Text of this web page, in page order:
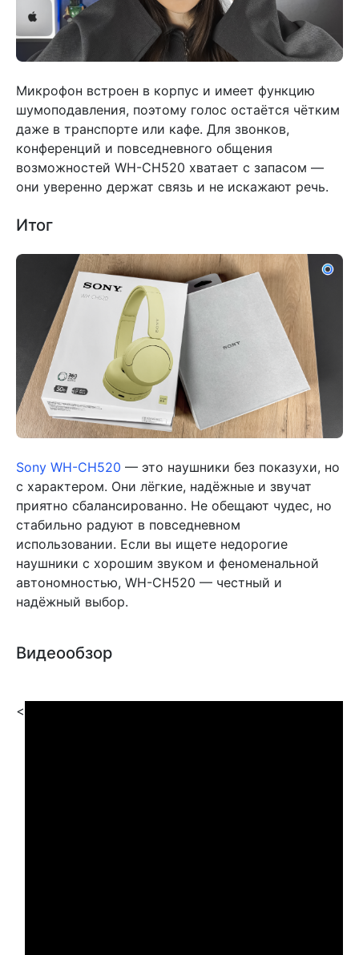
Микрофон встроен в корпус и имеет функцию
шумоподавления, поэтому голос остаётся чётким
даже в транспорте или кафе. Для звонков,
конференций и повседневного общения
возможностей WH-CH520 хватает с запасом —
они уверенно держат связь и не искажают речь.
Итог
Sony WH-CH520 — это наушники без показухи, но
с характером. Они лёгкие, надёжные и звучат
приятно сбалансированно. Не обещают чудес, но
стабильно радуют в повседневном
использовании. Если вы ищете недорогие
наушники с хорошим звуком и феноменальной
автономностью, WH-CH520 — честный и
надёжный выбор.
Видеообзор
<